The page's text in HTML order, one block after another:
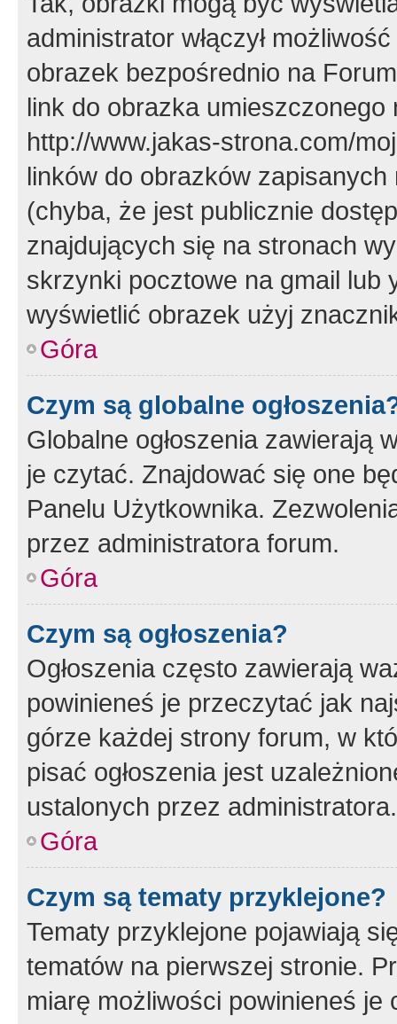
administrator włączył
obrazek bezpośrednio na
link do obrazka
http://www.jakas-strona.com/
linków do obrazków
(chyba, że jest publicznie
znajdujących się na stronach
skrzynki pocztowe na gmail lub
wyświetlić obrazek użyj
Góra
Czym są globalne
Globalne ogłoszenia zawierają
je czytać. Znajdować się one
Panelu Użytkownika.
przez administratora forum.
Góra
Czym są ogłoszenia?
Ogłoszenia często zawierają
powinieneś je przeczytać jak
górze każdej strony forum, w
pisać ogłoszenia jest
ustalonych przez administratora.
Góra
Czym są tematy przyklejone?
Tematy przyklejone pojawiają
tematów na pierwszej stronie.
miarę możliwości powinieneś je